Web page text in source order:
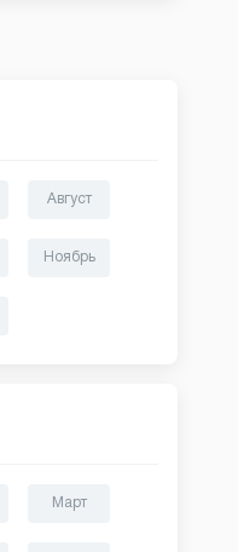
Август
Ноябрь
Март